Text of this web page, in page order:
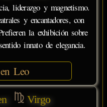
liderazgo y magnetismo.
y encantadores, con
la exhibición sobre
innato de elegancia.
Leo
Virgo